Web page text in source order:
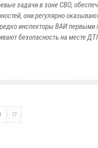
задачи в зоне СВО,
они регулярно
инспекторы ВАИ
безопасность на месте
17